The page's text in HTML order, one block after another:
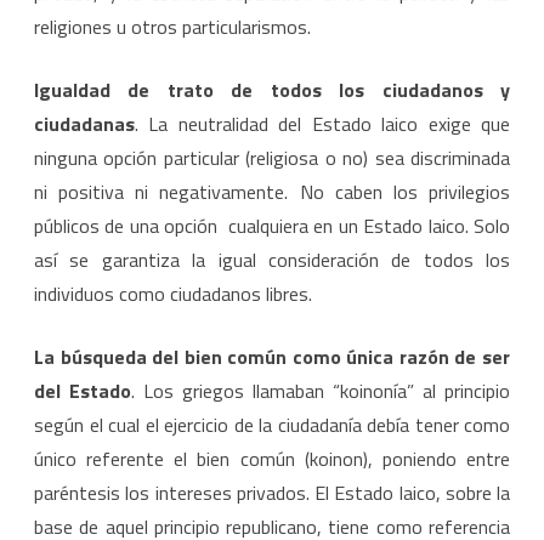
religiones u otros particularismos.
Igualdad de trato de todos los ciudadanos y
ciudadanas. La neutralidad del Estado laico exige que
ninguna opción particular (religiosa o no) sea discriminada
ni positiva ni negativamente. No caben los privilegios
públicos de una opción cualquiera en un Estado laico. Solo
así se garantiza la igual consideración de todos los
individuos como ciudadanos libres.
La búsqueda del bien común como única razón de ser
del Estado. Los griegos llamaban “koinonía” al principio
según el cual el ejercicio de la ciudadanía debía tener como
único referente el bien común (koinon), poniendo entre
paréntesis los intereses privados. El Estado laico, sobre la
base de aquel principio republicano, tiene como referencia